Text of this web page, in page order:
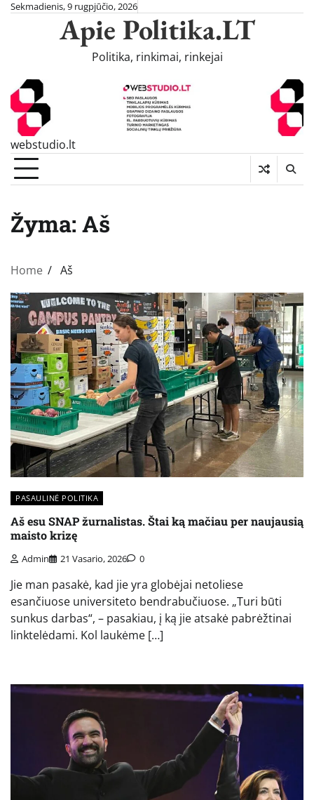
SkipSekmadienis, 9 rugpjūčio, 2026
Apie Politika.LT
Politika, rinkimai, rinkejai
webstudio.lt
Žyma: Aš
Home Aš
PASAULINĖ POLITIKA
Aš esu SNAP žurnalistas. Štai ką mačiau per naujausią
maisto krizę
Admin 21 Vasario, 2026 0
Jie man pasakė, kad jie yra globėjai netoliese
esančiuose universiteto bendrabučiuose. „Turi būti
sunkus darbas“, – pasakiau, į ką jie atsakė pabrėžtinai
linktelėdami. Kol laukėme […]